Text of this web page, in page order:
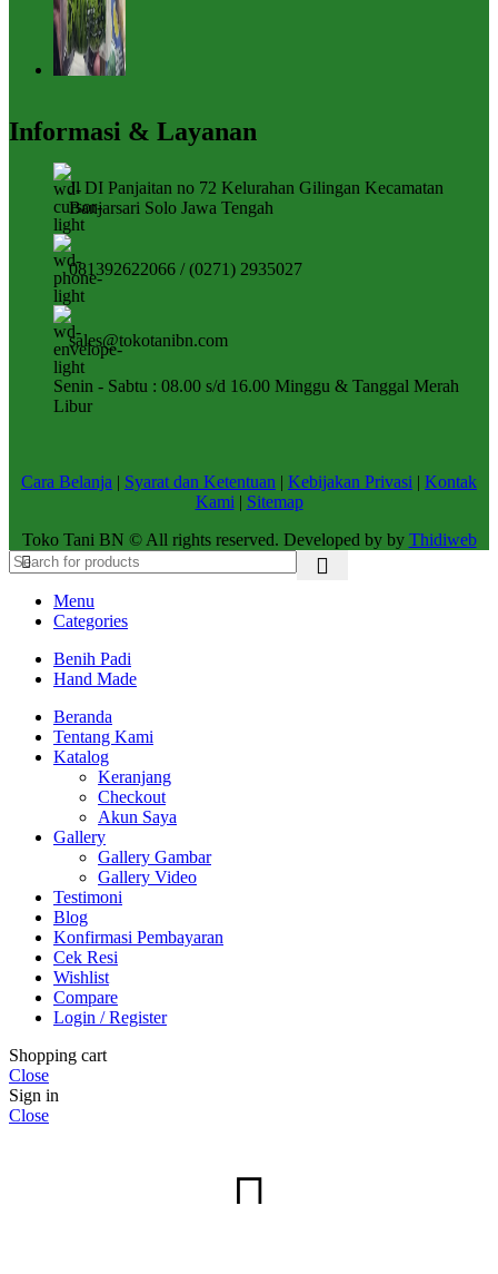
Informasi & Layanan
Jl DI Panjaitan no 72 Kelurahan Gilingan Kecamatan
Banjarsari Solo Jawa Tengah
081392622066 / (0271) 2935027
sales@tokotanibn.com
Senin - Sabtu : 08.00 s/d 16.00 Minggu & Tanggal Merah
Libur
Cara Belanja | Syarat dan Ketentuan | Kebijakan Privasi | Kontak
Kami | Sitemap
Toko Tani BN © All rights reserved. Developed by by Thidiweb
Menu
Categories
Benih Padi
Hand Made
Beranda
Tentang Kami
Katalog
Keranjang
Checkout
Akun Saya
Gallery
Gallery Gambar
Gallery Video
Testimoni
Blog
Konfirmasi Pembayaran
Cek Resi
Wishlist
Compare
Login / Register
Shopping cart
Close
Sign in
Close